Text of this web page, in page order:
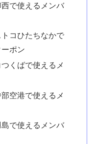
で使えるメンバ
コひたちなかで
ポン
くばで使えるメ
空港で使えるメ
で使えるメンバ